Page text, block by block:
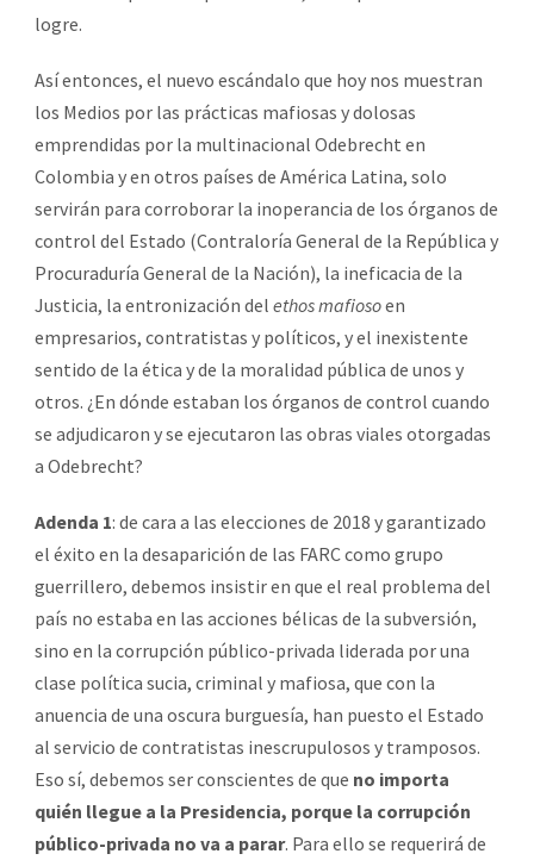
logre.
Así entonces, el nuevo escándalo que hoy nos muestran
los Medios por las prácticas mafiosas y dolosas
emprendidas por la multinacional Odebrecht en
Colombia y en otros países de América Latina, solo
servirán para corroborar la inoperancia de los órganos de
control del Estado (Contraloría General de la República y
Procuraduría General de la Nación), la ineficacia de la
Justicia, la entronización del ethos mafiosoen
empresarios, contratistas y políticos, y el inexistente
sentido de la ética y de la moralidad pública de unos y
otros. ¿En dónde estaban los órganos de control cuando
se adjudicaron y se ejecutaron las obras viales otorgadas
a Odebrecht?
Adenda 1: de cara a las elecciones de 2018 y garantizado
el éxito en la desaparición de las FARC como grupo
guerrillero, debemos insistir en que el real problema del
país no estaba en las acciones bélicas de la subversión,
sino en la corrupción público-privada liderada por una
clase política sucia, criminal y mafiosa, que con la
anuencia de una oscura burguesía, han puesto el Estado
al servicio de contratistas inescrupulosos y tramposos.
Eso sí, debemos ser conscientes de que no importa
quién llegue a la Presidencia, porque la corrupción
público-privada no va a parar. Para ello se requerirá de